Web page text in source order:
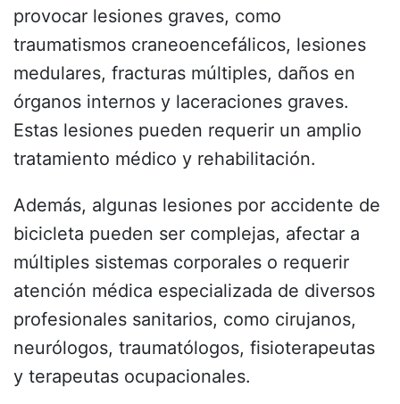
provocar lesiones graves, como
traumatismos craneoencefálicos, lesiones
medulares, fracturas múltiples, daños en
órganos internos y laceraciones graves.
Estas lesiones pueden requerir un amplio
tratamiento médico y rehabilitación.
Además, algunas lesiones por accidente de
bicicleta pueden ser complejas, afectar a
múltiples sistemas corporales o requerir
atención médica especializada de diversos
profesionales sanitarios, como cirujanos,
neurólogos, traumatólogos, fisioterapeutas
y terapeutas ocupacionales.